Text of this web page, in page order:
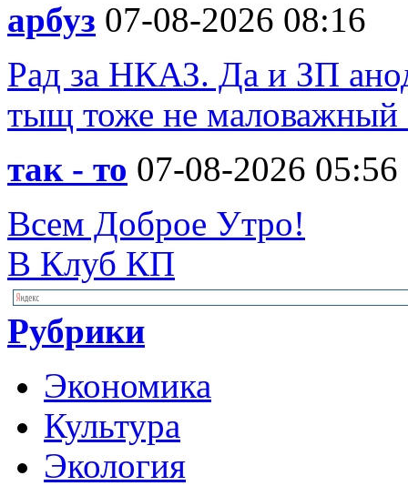
арбуз 07-08-2026 08:16
Рад за НКАЗ. Да и ЗП
тыщ тоже не маловажный
так - то 07-08-2026 05:56
Всем Доброе Утро!
В Клуб КП
Рубрики
Экономика
Культура
Экология